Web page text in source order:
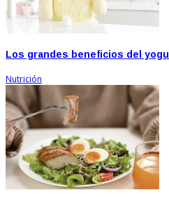
Los grandes beneficios del
Nutrición